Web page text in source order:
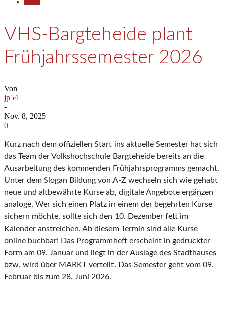
VHS-Bargteheide plant
Frühjahrssemester 2026
Von
jp54
-
Nov. 8, 2025
0
Kurz nach dem offiziellen Start ins aktuelle Semester hat sich
das Team der Volkshochschule Bargteheide bereits an die
Ausarbeitung des kommenden Frühjahrsprogramms gemacht.
Unter dem Slogan Bildung von A-Z wechseln sich wie gehabt
neue und altbewährte Kurse ab, digitale Angebote ergänzen
analoge. Wer sich einen Platz in einem der begehrten Kurse
sichern möchte, sollte sich den 10. Dezember fett im
Kalender anstreichen. Ab diesem Termin sind alle Kurse
online buchbar! Das Programmheft erscheint in gedruckter
Form am 09. Januar und liegt in der Auslage des Stadthauses
bzw. wird über MARKT verteilt. Das Semester geht vom 09.
Februar bis zum 28. Juni 2026.